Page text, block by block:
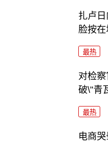
扎卢
脸按
最热
对检
破\"青
最热
电商哭